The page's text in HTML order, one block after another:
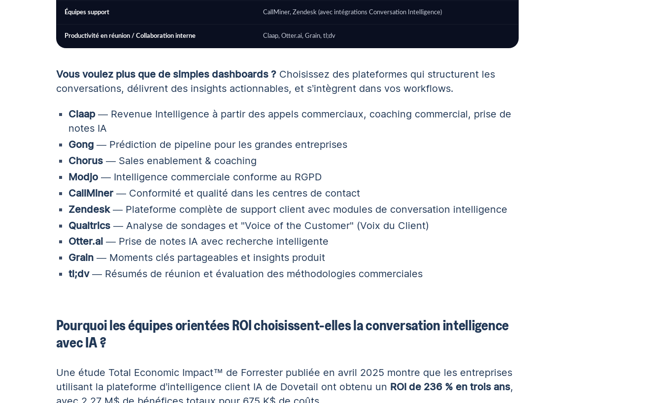
Équipes support CallMiner, Zendesk (avec intégrations Conversation Intelligence)
Productivité en réunion / Collaboration interne Claap, Otter.ai, Grain, tl;dv
Vous voulez plus que de simples dashboards ?Choisissez des plateformes qui structurent les
conversations, délivrent des insights actionnables, et s’intègrent dans vos workflows.
Claap— Revenue Intelligence à partir des appels commerciaux, coaching commercial, prise de
notes IA
Gong — Prédiction de pipeline pour les grandes entreprises
Chorus — Sales enablement & coaching
Modjo — Intelligence commerciale conforme au RGPD
CallMiner — Conformité et qualité dans les centres de contact
Zendesk— Plateforme complète de support client avec modules de conversation intelligence
Qualtrics — Analyse de sondages et "Voice of the Customer" (Voix du Client)
Otter.ai — Prise de notes IA avec recherche intelligente
Grain — Moments clés partageables et insights produit
tl;dv— Résumés de réunion et évaluation des méthodologies commerciales
Pourquoi les équipes orientées ROI choisissent-elles la conversation intelligence
avec IA ?
Une étude Total Economic Impact™ de Forrester publiée en avril 2025 montre que les entreprises
utilisant la plateforme d’intelligence client IA de Dovetail ont obtenu un ROI de 236 % en trois ans,